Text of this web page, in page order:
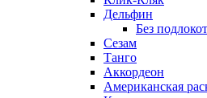
Дельфин
Без
Сезам
Танго
Аккордеон
Американская